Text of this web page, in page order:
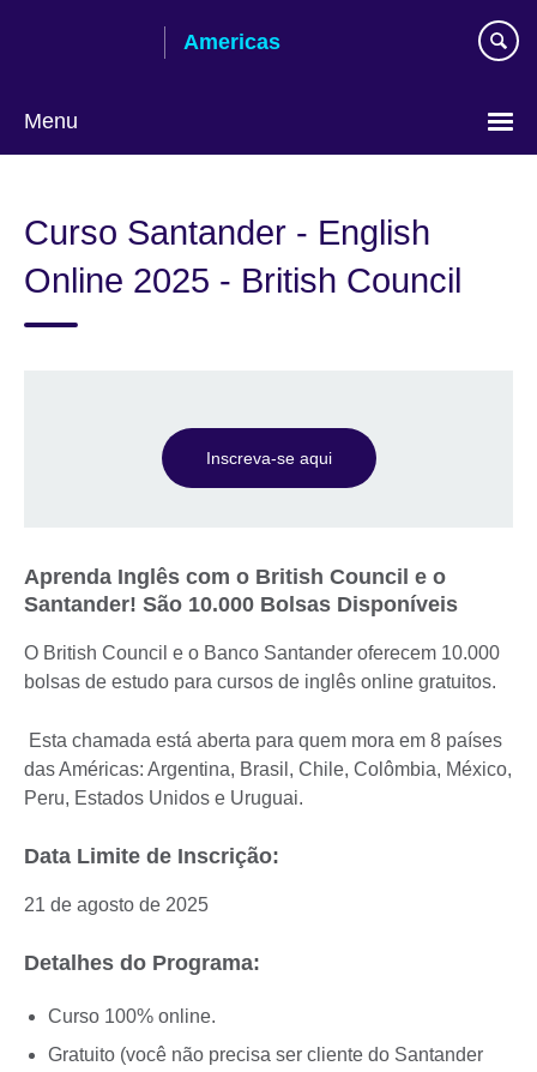
Americas
Menu
Curso Santander - English
Online 2025 - British Council
Inscreva-se aqui
Aprenda Inglês com o British Council e o
Santander! São 10.000 Bolsas Disponíveis
O British Council e o Banco Santander oferecem 10.000
bolsas de estudo para cursos de inglês online gratuitos.
Esta chamada está aberta para quem mora em 8 países
das Américas: Argentina, Brasil, Chile, Colômbia, México,
Peru, Estados Unidos e Uruguai.
Data Limite de Inscrição:
21 de agosto de 2025
Detalhes do Programa:
Curso 100% online.
Gratuito (você não precisa ser cliente do Santander